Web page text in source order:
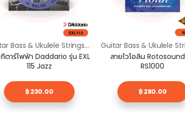
Guitar Bass & Ukulele Strings / สายกีตาร์ เบส & อูคูเลเล่
าร์ไฟฟ้า Daddario รุ่น EXL
115 Jazz
฿ 230.00
สายไวโอลิน Rotosound รุ่น
RS1000
฿ 280.00